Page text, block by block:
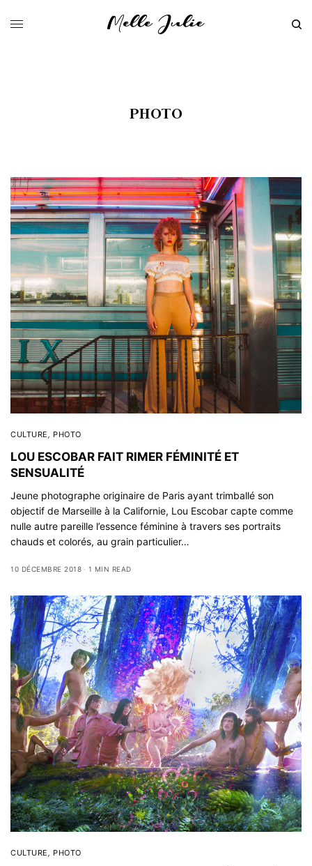
PHOTO
CULTURE, PHOTO
LOU ESCOBAR FAIT RIMER FÉMINITÉ ET
SENSUALITÉ
Jeune photographe originaire de Paris ayant trimballé son
objectif de Marseille à la Californie, Lou Escobar capte comme
nulle autre pareille l’essence féminine à travers ses portraits
chauds et colorés, au grain particulier…
10 DÉCEMBRE 2018 1 MIN READ
CULTURE, PHOTO